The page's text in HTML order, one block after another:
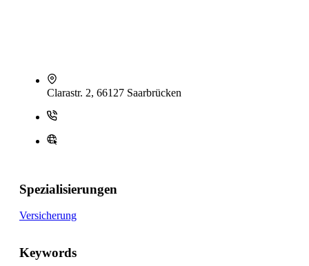
Clarastr. 2, 66127 Saarbrücken
Spezialisierungen
Versicherung
Keywords